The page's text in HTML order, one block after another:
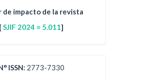
de impacto de la revista
[SJIF 2024 = 5.011]
ISSN: 2773-7330